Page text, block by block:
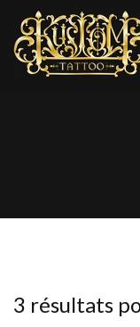
3 résultats